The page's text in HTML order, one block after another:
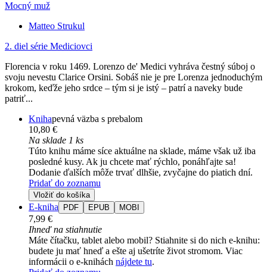
Mocný muž
Matteo Strukul
2. diel série Mediciovci
Florencia v roku 1469. Lorenzo de' Medici vyhráva čestný súboj o
svoju nevestu Clarice Orsini. Sobáš nie je pre Lorenza jednoduchým
krokom, keďže jeho srdce – tým si je istý – patrí a naveky bude
patriť...
Knihapevná väzba s prebalom
10,80 €
Na sklade 1 ks
Túto knihu máme síce aktuálne na sklade, máme však už iba
posledné kusy. Ak ju chcete mať rýchlo, ponáhľajte sa!
Dodanie ďalších môže trvať dlhšie, zvyčajne do piatich dní.
Pridať do zoznamu
Vložiť do košíka
E-kniha PDF EPUB MOBI
7,99 €
Ihneď na stiahnutie
Máte čítačku, tablet alebo mobil? Stiahnite si do nich e-knihu:
budete ju mať hneď a ešte aj ušetríte život stromom. Viac
informácii o e-knihách nájdete tu.